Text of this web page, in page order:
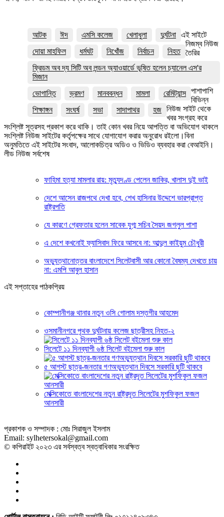
আটক ঈদ এমসি কলেজ খেলাধুলা
দুর্ঘটনা
দোয়া মাহফিল
ধর্মঘট নিখোঁজ নির্বাচন
নিহত
ফ্রিডম অব দ্য সিটি অব লন্ডন অ্যাওয়ার্ডে ভূষিত হলেন চ্যানেল এস'র
মিজান
ভোগান্তি
ভ্রমণ মানববন্ধন মামলা
রেমিট্যান্স
শিক্ষাঙ্গন
সংঘর্ষ সভা সাদাপাথর হজ
এই সাইটে
নিজম্ব নিউজ
তৈরির
পাশাপাশি
বিভিন্ন
নিউজ সাইট থেকে
খবর সংগ্রহ করে
সংশ্লিষ্ট সূত্রসহ প্রকাশ করে থাকি। তাই কোন খবর নিয়ে আপত্তি বা অভিযোগ থাকলে
সংশ্লিষ্ট নিউজ সাইটের কর্তৃপক্ষের সাথে যোগাযোগ করার অনুরোধ রইলো।বিনা
অনুমতিতে এই সাইটের সংবাদ, আলোকচিত্র অডিও ও ভিডিও ব্যবহার করা বেআইনি।
লীড নিউজ সর্বশেষ
ফাহিমা হত্যা মামলার রায়: মৃত্যুদণ্ড পেলেন জাকির, খালাস দুই ভাই
দেশে আসেন রাজপথে দেখা হবে, শেখ হাসিনার উদ্দেশে ভারপ্রাপ্ত
রাষ্ট্রপতি
যে কারণে গ্রেফতার হলেন সাবেক যুগ্ম সচিব সৈয়দ জগলুল পাশা
এ দেশে কখনোই ফ্যাসিবাদ ফিরে আসবে না: আব্দুল কাইয়ুম চৌধুরী
অভ্যুত্থানোত্তর বাংলাদেশে সিলেটবাসী আর কোনো বৈষম্য দেখতে চায়
না: এমপি আবুল হাসান
এই সপ্তাহের পাঠকপ্রিয়
কোম্পানীগঞ্জ থানার নতুন ওসি গোলাম দস্তগীর আহমেদ
ওসমানীনগরে পৃথক দুর্ঘটনায় কলেজ ছাত্রীসহ নিহত-২
সিলেটে ১১ দিনব্যাপী ৬ষ্ঠ সিলেট বইমেলা শুরু কাল
৫ আগস্ট ছাত্র-জনতার গণঅভ্যুত্থান দিবসে সরকারি ছুটি থাকবে
মেক্সিকোতে বাংলাদেশের নতুন রাষ্ট্রদূত সিলেটের মুশফিকুল ফজল
আনসারী
প্রকাশক ও সম্পাদক : মোঃ সিরাজুল ইসলাম
Email: sylhetersokal@gmail.com
© কপিরাইট ২০২৩ এর সর্বস্বত্ব স্বত্বাধিকার সংরক্ষিত